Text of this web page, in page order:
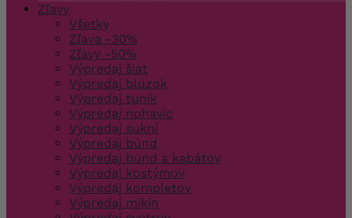
Zľavy
Všetky
Zľava -30%
Zľavy -50%
Výpredaj šiat
Výpredaj blúzok
Výpredaj tuník
Výpredaj nohavíc
Výpredaj sukní
Výpredaj búnd
Výpredaj búnd a kabátov
Výpredaj kostýmov
Výpredaj kompletov
Výpredaj mikín